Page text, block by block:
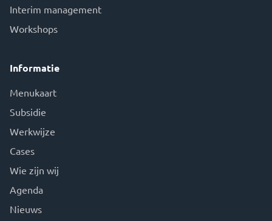
Interim management
Workshops
Informatie
Menukaart
Subsidie
Werkwijze
Cases
Wie zijn wij
Agenda
Nieuws